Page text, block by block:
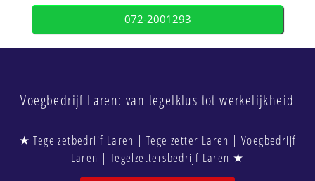
072-2001293
Voegbedrijf Laren: van tegelklus tot werkelijkheid
★ Tegelzetbedrijf Laren | Tegelzetter Laren | Voegbedrijf
Laren | Tegelzettersbedrijf Laren ★